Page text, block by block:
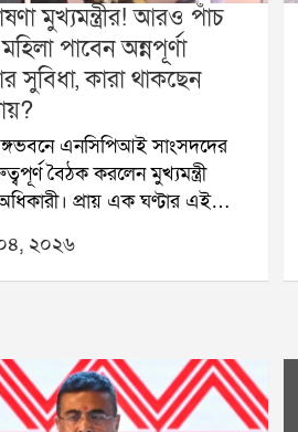
মুখ্যমন্ত্রীর! আরও পাঁচ
পাবেন অন্নপূর্ণা
সুবিধা, কারা থাকছেন
এনসিপিআই সাংসদদের
বৈঠক করলেন মুখ্যমন্ত্রী
প্রায় এক ঘণ্টার এই
ছিলেন সুদীপ বন্দ্যোপাধ্যায়,
সহ দলের অন্যান্য সাংসদরা।
স্পষ্ট বার্তা দেন, রাজ্যের
এলাকার মানুষের কাছেও পৌঁছে
সবচেয়ে গুরুত্বপূর্ণ
অন্নপূর্ণা যোজনা নিয়ে। যাঁরা
২০২৬